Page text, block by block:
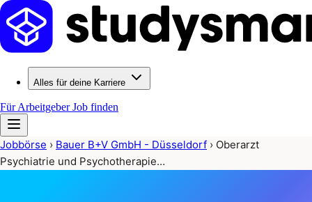
Alles für deine Karriere
Für ArbeitgeberJob finden
Jobbörse › Bauer B+V GmbH - Düsseldorf › Oberarzt
Psychiatrie und Psychotherapie…